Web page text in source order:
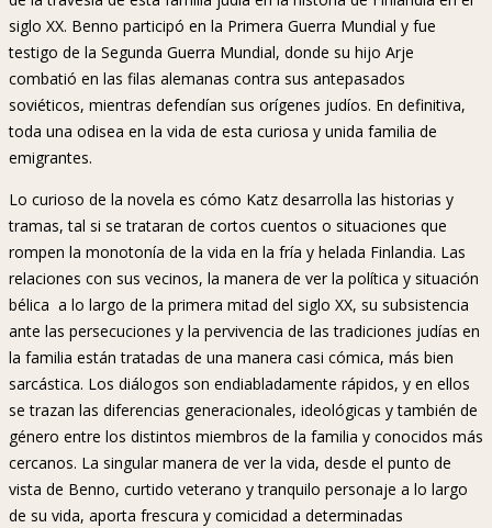
siglo XX. Benno participó en la Primera Guerra Mundial y fue
testigo de la Segunda Guerra Mundial, donde su hijo Arje
combatió en las filas alemanas contra sus antepasados
soviéticos, mientras defendían sus orígenes judíos. En definitiva,
toda una odisea en la vida de esta curiosa y unida familia de
emigrantes.
Lo curioso de la novela es cómo Katz desarrolla las historias y
tramas, tal si se trataran de cortos cuentos o situaciones que
rompen la monotonía de la vida en la fría y helada Finlandia. Las
relaciones con sus vecinos, la manera de ver la política y situación
bélica a lo largo de la primera mitad del siglo XX, su subsistencia
ante las persecuciones y la pervivencia de las tradiciones judías en
la familia están tratadas de una manera casi cómica, más bien
sarcástica. Los diálogos son endiabladamente rápidos, y en ellos
se trazan las diferencias generacionales, ideológicas y también de
género entre los distintos miembros de la familia y conocidos más
cercanos. La singular manera de ver la vida, desde el punto de
vista de Benno, curtido veterano y tranquilo personaje a lo largo
de su vida, aporta frescura y comicidad a determinadas